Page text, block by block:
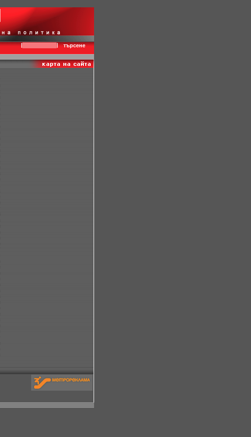
| |търсене